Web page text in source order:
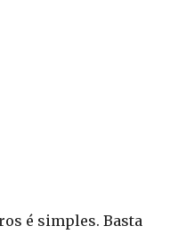
é simples. Basta